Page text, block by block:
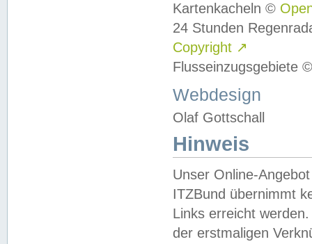
Kartenkacheln ©
24 Stunden
Copyright ↗
Flusseinzugsgebiete
Webdesign
Olaf Gottschall
Hinweis
Unser Online-
ITZBund übernimmt
Links erreicht
der erstmaligen